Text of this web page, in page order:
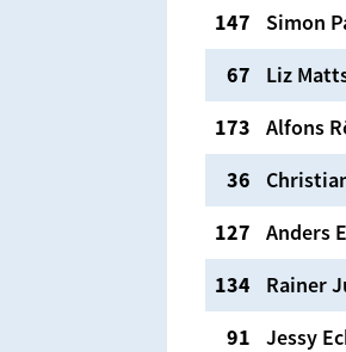
147 Simon
67 Liz
173 Alfons
36
127 Anders
134 Rainer
91 Jessy